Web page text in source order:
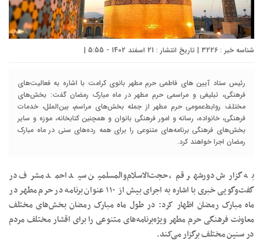
شناسه خبر : 3226 | تاریخ انتشار : 21 اسفند 1402 - 5:55 |
رئیس ستاد آیین های فاطمی حرم مطهر بانوی کرامت با اشاره به فعالیت‌های
فرهنگی، تبلیغی و مراسمی حرم مطهر در ماه مبارک رمضان گفت: بخش‌های
مختلف روابط‌عمومی حرم مطهر از جمله بخش‌های مراسم، بین‌الملل، خدمات
فرهنگی، خانواده، رسانه و امور فرهنگی بانوان و همچنین کتابخانه، موزه و سایر
بخش‌های فرهنگی برنامه‌های متنوعی را برای همه رده‌های سنی در ماه مبارک
رمضان اجرا خواهند کرد.
به گزارش دورشهر قم، حجت‌الاسلام‌والمسلمین سید احمد مشرف در
گفت‌وگویی خبری با اشاره به اجرای بیش از ۱۱۰ عنوان برنامه در حرم مطهر در
ماه مبارک رمضان اظهار کرد: در طول ماه مبارک رمضان بخش‌های مختلف
معاونت فرهنگی حرم مطهر ویژه‌برنامه‌های متنوعی را برای اقشار مختلف مردم
در سنین مختلف برگزار می‌کند.